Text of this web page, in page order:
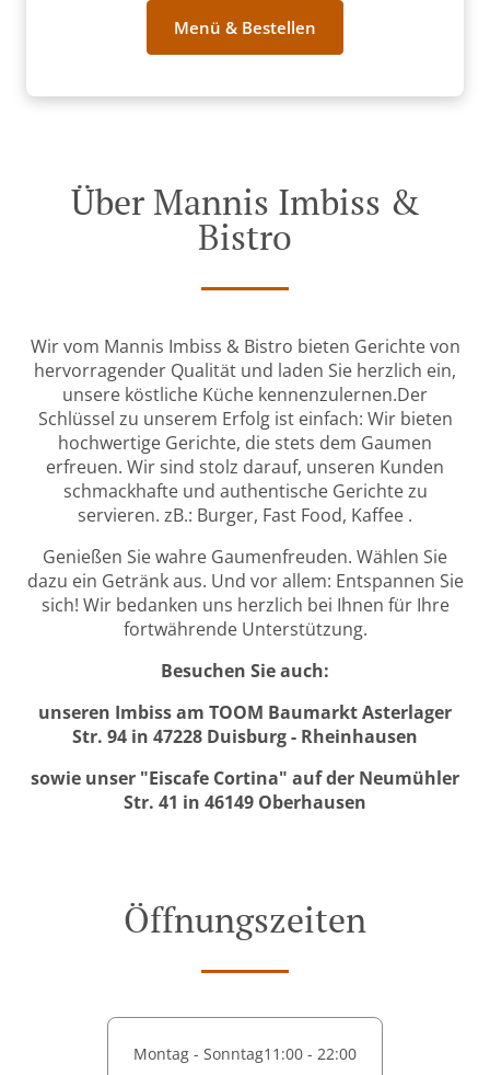
Menü & Bestellen
Über Mannis Imbiss &
Bistro
Wir vom Mannis Imbiss & Bistro bieten Gerichte von
hervorragender Qualität und laden Sie herzlich ein,
unsere köstliche Küche kennenzulernen.Der
Schlüssel zu unserem Erfolg ist einfach: Wir bieten
hochwertige Gerichte, die stets dem Gaumen
erfreuen. Wir sind stolz darauf, unseren Kunden
schmackhafte und authentische Gerichte zu
servieren. zB.: Burger, Fast Food, Kaffee .
Genießen Sie wahre Gaumenfreuden. Wählen Sie
dazu ein Getränk aus. Und vor allem: Entspannen Sie
sich! Wir bedanken uns herzlich bei Ihnen für Ihre
fortwährende Unterstützung.
Besuchen Sie auch:
unseren Imbiss am TOOM Baumarkt Asterlager
Str. 94 in 47228 Duisburg - Rheinhausen
sowie unser "Eiscafe Cortina" auf der Neumühler
Str. 41 in 46149 Oberhausen
Öffnungszeiten
Montag - Sonntag11:00 - 22:00